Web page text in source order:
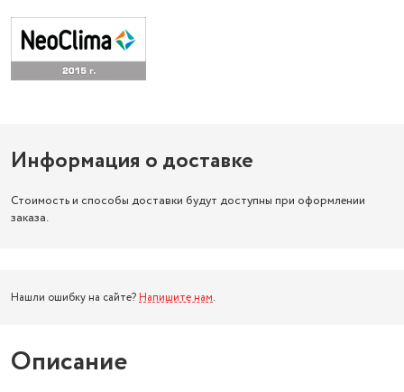
Информация о доставке
Стоимость и способы доставки будут доступны при оформлении
заказа.
Нашли ошибку на сайте? Напишите нам.
Описание